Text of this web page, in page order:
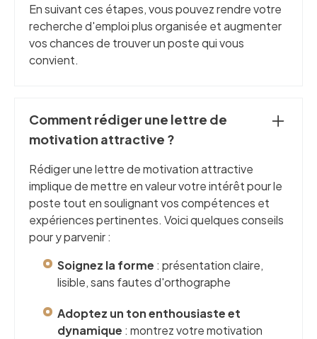
En suivant ces étapes, vous pouvez rendre votre
recherche d'emploi plus organisée et augmenter
vos chances de trouver un poste qui vous
convient.
Comment rédiger une lettre de
motivation attractive ?
Rédiger une lettre de motivation attractive
implique de mettre en valeur votre intérêt pour le
poste tout en soulignant vos compétences et
expériences pertinentes. Voici quelques conseils
pour y parvenir :
Soignez la forme : présentation claire,
lisible, sans fautes d'orthographe
Adoptez un ton enthousiaste et
dynamique : montrez votre motivation